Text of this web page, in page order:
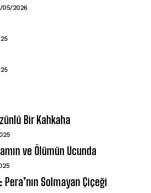
05/2026
Bir Kahkaha
ve Ölümün Ucunda
Solmayan Çiçeği